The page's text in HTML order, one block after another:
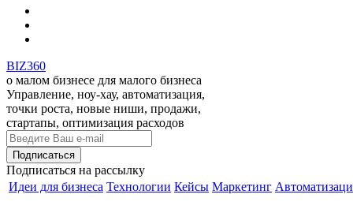
BIZ360
о малом бизнесе для малого бизнеса
Управление, ноу-хау, автоматизация,
точки роста, новые ниши, продажи,
стартапы, оптимизация расходов
Подписаться на рассылку
Идеи для бизнеса Технологии Кейсы Маркетинг